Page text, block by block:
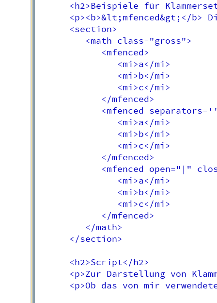
<h2>Beispiele für
<p><b>&lt;mfenced&gt;</b>
      <section>
         <math class="gross">
            <mfenced>
               <mi>a</mi>
               <mi>b</mi>
               <mi>c</mi>
            </mfenced>
<mfenced
               <mi>a</mi>
               <mi>b</mi>
               <mi>c</mi>
            </mfenced>
<mfenced open="|"
               <mi>a</mi>
               <mi>b</mi>
               <mi>c</mi>
            </mfenced>
         </math>
      </section>
      <h2>Script</h2>
<p>Zur Darstellung von
<p>Ob das von mir